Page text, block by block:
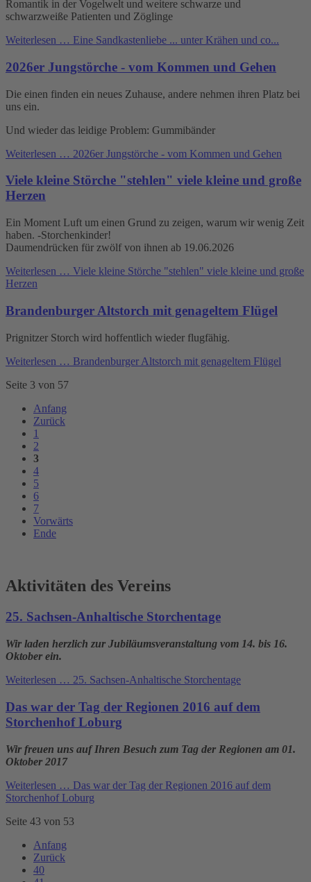
Romantik in der Vogelwelt und weitere schwarze und
schwarzweiße Patienten und Zöglinge
Weiterlesen … Eine Sandkastenliebe ... unter Krähen und co...
2026er Jungstörche - vom Kommen und Gehen
Die einen finden ein neues Zuhause, andere nehmen ihren Platz bei
uns ein.
Und wieder das leidige Problem: Gummibänder
Weiterlesen … 2026er Jungstörche - vom Kommen und Gehen
Viele kleine Störche "stehlen" viele kleine und große
Herzen
Ein Moment Luft um einen Grund zu zeigen, warum wir wenig Zeit
haben. -Storchenkinder!
Daumendrücken für zwölf von ihnen ab 19.06.2026
Weiterlesen … Viele kleine Störche "stehlen" viele kleine und große
Herzen
Brandenburger Altstorch mit genageltem Flügel
Prignitzer Storch wird hoffentlich wieder flugfähig.
Weiterlesen … Brandenburger Altstorch mit genageltem Flügel
Seite 3 von 57
Anfang
Zurück
1
2
3
4
5
6
7
Vorwärts
Ende
Aktivitäten des Vereins
25. Sachsen-Anhaltische Storchentage
Wir laden herzlich zur Jubiläumsveranstaltung vom 14. bis 16.
Oktober ein.
Weiterlesen … 25. Sachsen-Anhaltische Storchentage
Das war der Tag der Regionen 2016 auf dem
Storchenhof Loburg
Wir freuen uns auf Ihren Besuch zum Tag der Regionen am 01.
Oktober 2017
Weiterlesen … Das war der Tag der Regionen 2016 auf dem
Storchenhof Loburg
Seite 43 von 53
Anfang
Zurück
40